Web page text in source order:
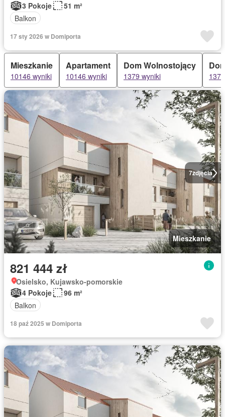
3 Pokoje
51 m²
Balkon
17 sty 2026 w Domiporta
Mieszkanie
10146 wyniki
Apartament
10146 wyniki
Dom Wolnostojący
1379 wyniki
7zdjęcia
Mieszkanie
821 444 zł
Osielsko, Kujawsko-pomorskie
4 Pokoje
96 m²
Balkon
18 paź 2025 w Domiporta